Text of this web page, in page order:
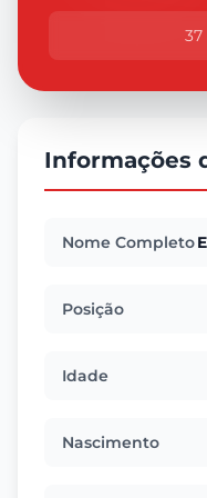
37
Informações
Nome Completo
Posição
Idade
Nascimento